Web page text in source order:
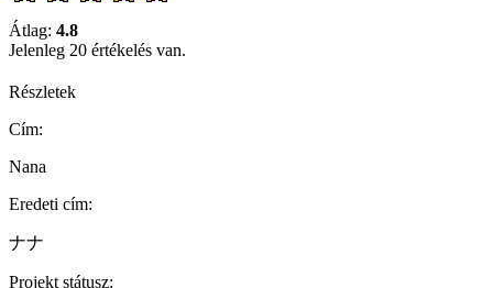
Átlag: 4.8
Jelenleg 20 értékelés van.
Részletek
Cím:
Nana
Eredeti cím:
ナナ
Projekt státusz: